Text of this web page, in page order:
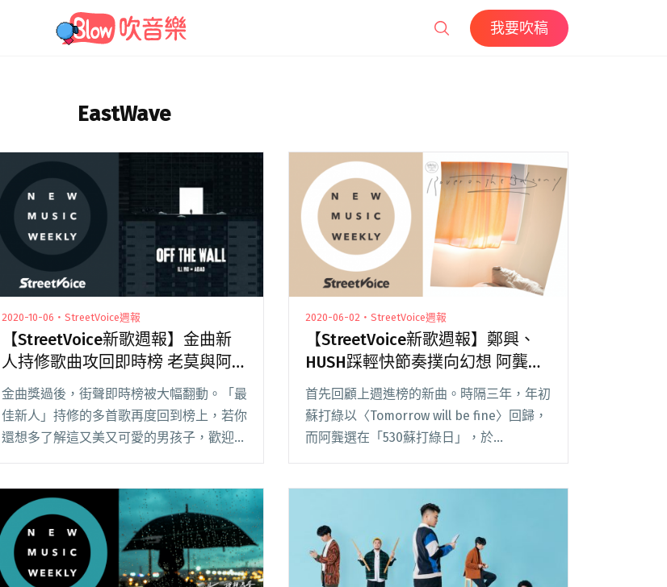
我要吹稿
EastWave
2020-10-06・StreetVoice週報
【StreetVoice新歌週報】金曲新
人持修歌曲攻回即時榜 老莫與阿
爆聯手發新作
金曲獎過後，街聲即時榜被大幅翻動。「最
佳新人」持修的多首歌再度回到榜上，若你
還想多了解這又美又可愛的男孩子，歡迎查
看過去的專訪；奪下三項大獎的阿爆（阿仍
曲〈OFF THE WALL〉，猜看看裡頭閱讀全
文 "【StreetVoice新歌週報】金曲新人持修
歌曲攻回即時榜 老莫與阿爆聯手發新作"
2020-06-02・StreetVoice週報
【StreetVoice新歌週報】鄭興、
HUSH踩輕快節奏撲向幻想 阿龔在
蘇打綠日發概念編曲帶
首先回顧上週進榜的新曲。時隔三年，年初
蘇打綠以〈Tomorrow will be fine〉回歸，
而阿龔選在「530蘇打綠日」，於
StreetVoice 上傳當初的編曲草稿，純器樂
歌迷的溫柔；鄭興的歌閱讀全文
"【StreetVoice新歌週報】鄭興、HUSH踩
輕快節奏撲向幻想 阿龔在蘇打綠日發概念
編曲帶"